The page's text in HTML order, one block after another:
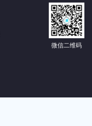
微信二维码